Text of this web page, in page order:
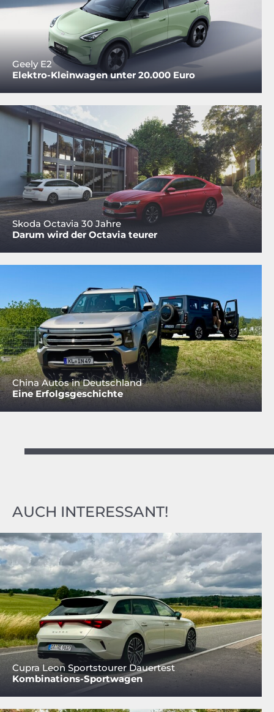
Geely E2
Elektro-Kleinwagen unter 20.000 Euro
Skoda Octavia 30 Jahre
Darum wird der Octavia teurer
China Autos in Deutschland
Eine Erfolgsgeschichte
AUCH INTERESSANT!
Cupra Leon Sportstourer Dauertest
Kombinations-Sportwagen